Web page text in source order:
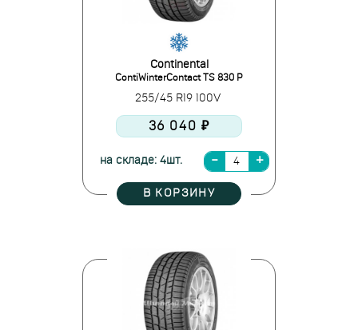
Continental
ContiWinterContact TS 830 P
255/45 R19 100V
36 040 ₽
на складе: 4шт.
В КОРЗИНУ